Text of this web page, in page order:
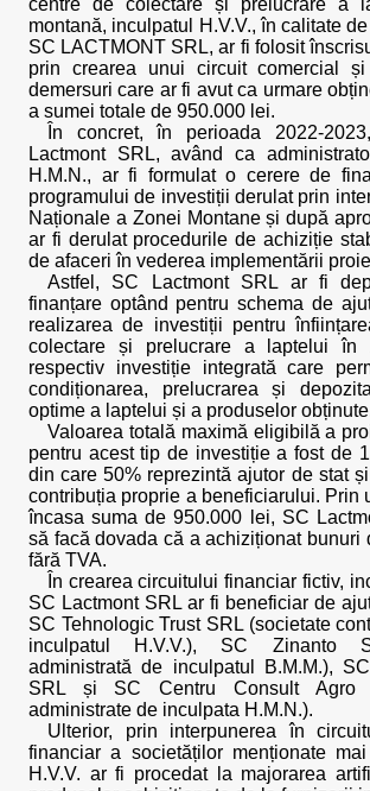
centre de colectare și prelucrare a
montană, inculpatul H.V.V., în calitate
SC LACTMONT SRL, ar fi folosit
prin crearea unui circuit comercial și
demersuri care ar fi avut ca urmare
a sumei totale de 950.000 lei.
În concret, în perioada 2022-
Lactmont SRL, având ca
H.M.N., ar fi formulat o cerere de
programului de investiții derulat prin
Naționale a Zonei Montane și după
ar fi derulat procedurile de achiziție
de afaceri în vederea implementării
Astfel, SC Lactmont SRL ar fi
finanțare optând pentru schema de
realizarea de investiții pentru
colectare și prelucrare a laptelui în
respectiv investiție integrată care
condiționarea, prelucrarea și
optime a laptelui și a produselor
Valoarea totală maximă eligibilă a
pentru acest tip de investiție a fost de
din care 50% reprezintă ajutor de stat
contribuția proprie a beneficiarului. Prin
încasa suma de 950.000 lei, SC
să facă dovada că a achiziționat bunuri
fără TVA.
În crearea circuitului financiar fictiv,
SC Lactmont SRL ar fi beneficiar de
SC Tehnologic Trust SRL (societate
inculpatul H.V.V.), SC Zinanto
administrată de inculpatul B.M.M.),
SRL și SC Centru Consult Agro
administrate de inculpata H.M.N.).
Ulterior, prin interpunerea în
financiar a societăților menționate
H.V.V. ar fi procedat la majorarea